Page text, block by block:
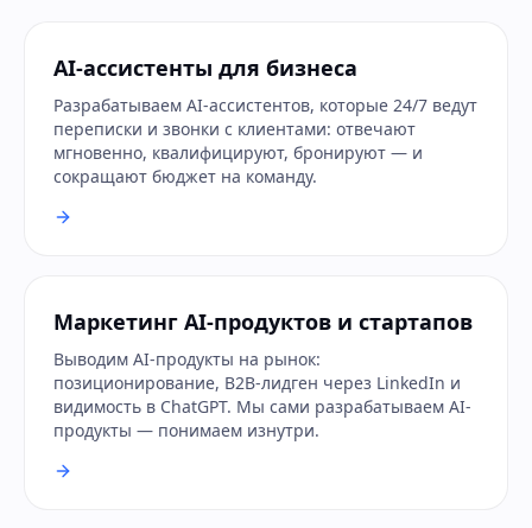
AI-ассистенты для бизнеса
Разрабатываем AI-ассистентов, которые 24/7 ведут
переписки и звонки с клиентами: отвечают
мгновенно, квалифицируют, бронируют — и
сокращают бюджет на команду.
Маркетинг AI-продуктов и стартапов
Выводим AI-продукты на рынок:
позиционирование, B2B-лидген через LinkedIn и
видимость в ChatGPT. Мы сами разрабатываем AI-
продукты — понимаем изнутри.